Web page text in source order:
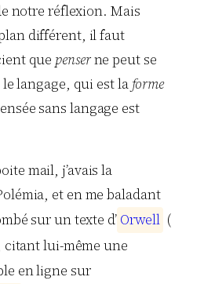
notre réflexion. Mais
différent, il faut
que penserne peut se
langage, qui est la forme
sans langage est
mail, j’avais la
et en me baladant
sur un texte d’ Orwell (
citant lui-même une
en ligne sur